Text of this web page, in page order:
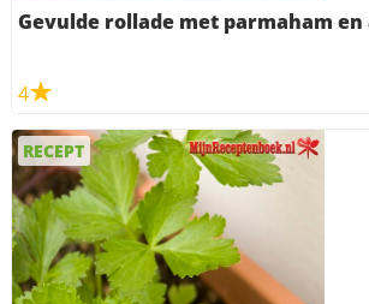
Gevulde rollade met parmaham en
4
RECEPT